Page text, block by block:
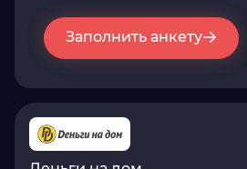
Заполнить анкету